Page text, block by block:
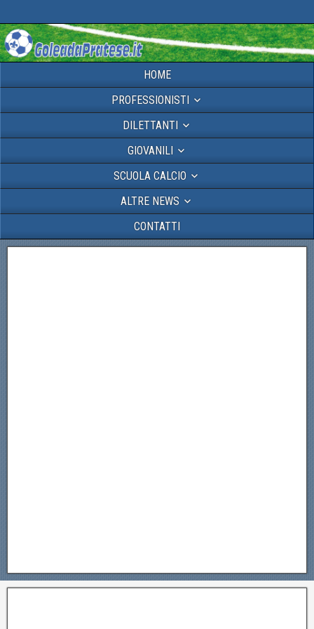
HOME
PROFESSIONISTI
DILETTANTI
GIOVANILI
SCUOLA CALCIO
ALTRE NEWS
CONTATTI